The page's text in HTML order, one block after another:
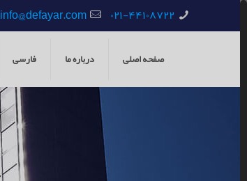
۰۲۱-۴۴۱۰۸۷۲۲ info@defayar.com
صفحه اصلی درباره ما فارسی